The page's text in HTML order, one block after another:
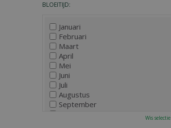
BLOEITIJD:
Januari
Februari
Maart
April
Mei
Juni
Juli
Augustus
September
Wis selectie